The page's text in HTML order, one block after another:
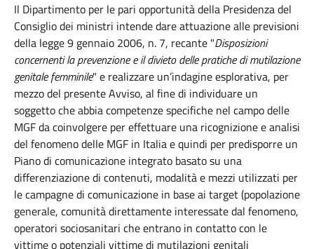
Il Dipartimento per le pari opportunità della Presidenza del
Consiglio dei ministri intende dare attuazione alle previsioni
della legge 9 gennaio 2006, n. 7, recante "Disposizioni
concernenti la prevenzione e il divieto delle pratiche di mutilazione
genitale femminile" e realizzare un’indagine esplorativa, per
mezzo del presente Avviso, al fine di individuare un
soggetto che abbia competenze specifiche nel campo delle
MGF da coinvolgere per effettuare una ricognizione e analisi
del fenomeno delle MGF in Italia e quindi per predisporre un
Piano di comunicazione integrato basato su una
differenziazione di contenuti, modalità e mezzi utilizzati per
le campagne di comunicazione in base ai target (popolazione
generale, comunità direttamente interessate dal fenomeno,
operatori sociosanitari che entrano in contatto con le
vittime o potenziali vittime di mutilazioni genitali